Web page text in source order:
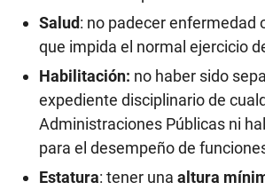
Salud: no padecer enfermedad
que impida el normal ejercicio
Habilitación: no haber sido
expediente disciplinario de
Administraciones Públicas ni
para el desempeño de
Estatura: tener una altura